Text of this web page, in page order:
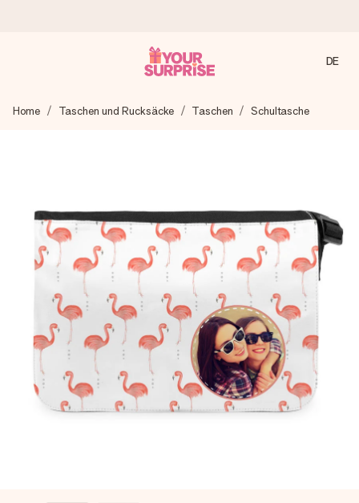
Wir bereiten dein Geschenk sorgfältig vor und schicken es
4,8 (basierend auf +15.000 Bewertungen)
Unsere Geschenke begeistern. Kunden bewerten uns mit
4,8 bei Google Reviews (Gesamtergebnis aller Länder, in
die wir versenden).
Mit Liebe gemacht, im Handumdrehen
Erstelle etwas Einzigartiges in wenigen Schritten – mit
ihrem Namen, deinem Foto oder einer Nachricht von
Herzen. Kein Stress, nur pure Liebe für den perfekten
Moment.
DE
Home Taschen und Rucksäcke Taschen Schultasche